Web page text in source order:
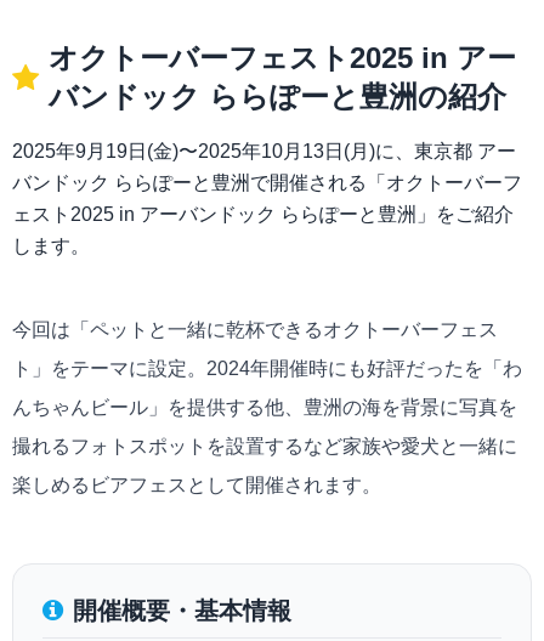
オクトーバーフェスト2025 in アー
バンドック ららぽーと豊洲の紹介
2025年9月19日(金)〜2025年10月13日(月)に、東京都 アー
バンドック ららぽーと豊洲で開催される「オクトーバーフ
ェスト2025 in アーバンドック ららぽーと豊洲」をご紹介
します。
今回は「ペットと一緒に乾杯できるオクトーバーフェス
ト」をテーマに設定。2024年開催時にも好評だったを「わ
んちゃんビール」を提供する他、豊洲の海を背景に写真を
撮れるフォトスポットを設置するなど家族や愛犬と一緒に
楽しめるビアフェスとして開催されます。
開催概要・基本情報